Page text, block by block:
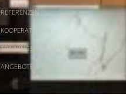
REFERENZEN
KOOPERATIONEN
TRAININGSPROGRAMM
ANGEBOTE & PREISE